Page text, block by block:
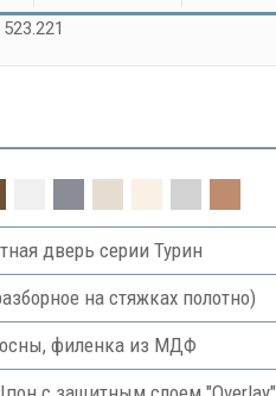
дверь серии Турин
на стяжках полотно)
филенка из МДФ